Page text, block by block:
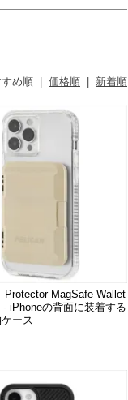
め順 | 価格順 | 新着順
Protector MagSafe Wallet
- iPhoneの背面に装着する
ース